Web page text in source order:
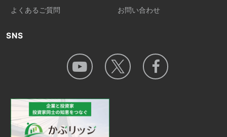
よくあるご質問 お問い合わせ
SNS